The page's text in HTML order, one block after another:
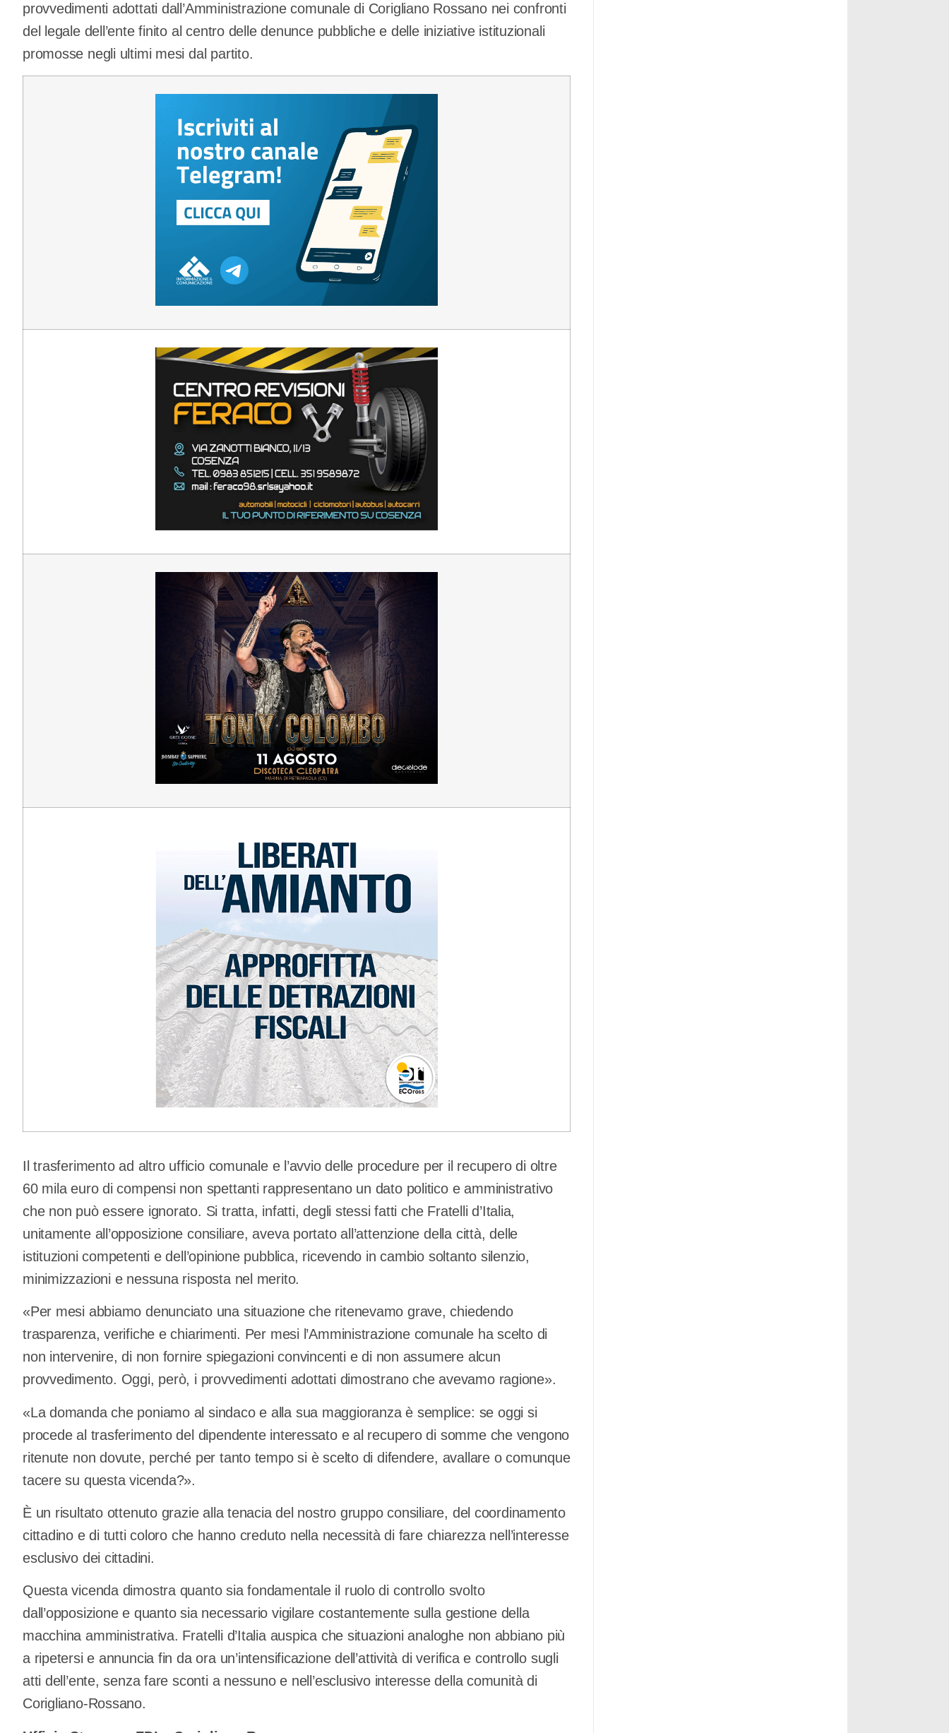
provvedimenti adottati dall’Amministrazione comunale di Corigliano Rossano nei confronti
del legale dell’ente finito al centro delle denunce pubbliche e delle iniziative istituzionali
promosse negli ultimi mesi dal partito.
Il trasferimento ad altro ufficio comunale e l’avvio delle procedure per il recupero di oltre
60 mila euro di compensi non spettanti rappresentano un dato politico e amministrativo
che non può essere ignorato. Si tratta, infatti, degli stessi fatti che Fratelli d’Italia,
unitamente all’opposizione consiliare, aveva portato all’attenzione della città, delle
istituzioni competenti e dell’opinione pubblica, ricevendo in cambio soltanto silenzio,
minimizzazioni e nessuna risposta nel merito.
«Per mesi abbiamo denunciato una situazione che ritenevamo grave, chiedendo
trasparenza, verifiche e chiarimenti. Per mesi l’Amministrazione comunale ha scelto di
non intervenire, di non fornire spiegazioni convincenti e di non assumere alcun
provvedimento. Oggi, però, i provvedimenti adottati dimostrano che avevamo ragione».
«La domanda che poniamo al sindaco e alla sua maggioranza è semplice: se oggi si
procede al trasferimento del dipendente interessato e al recupero di somme che vengono
ritenute non dovute, perché per tanto tempo si è scelto di difendere, avallare o comunque
tacere su questa vicenda?».
È un risultato ottenuto grazie alla tenacia del nostro gruppo consiliare, del coordinamento
cittadino e di tutti coloro che hanno creduto nella necessità di fare chiarezza nell’interesse
esclusivo dei cittadini.
Questa vicenda dimostra quanto sia fondamentale il ruolo di controllo svolto
dall’opposizione e quanto sia necessario vigilare costantemente sulla gestione della
macchina amministrativa. Fratelli d’Italia auspica che situazioni analoghe non abbiano più
a ripetersi e annuncia fin da ora un’intensificazione dell’attività di verifica e controllo sugli
atti dell’ente, senza fare sconti a nessuno e nell’esclusivo interesse della comunità di
Corigliano-Rossano.